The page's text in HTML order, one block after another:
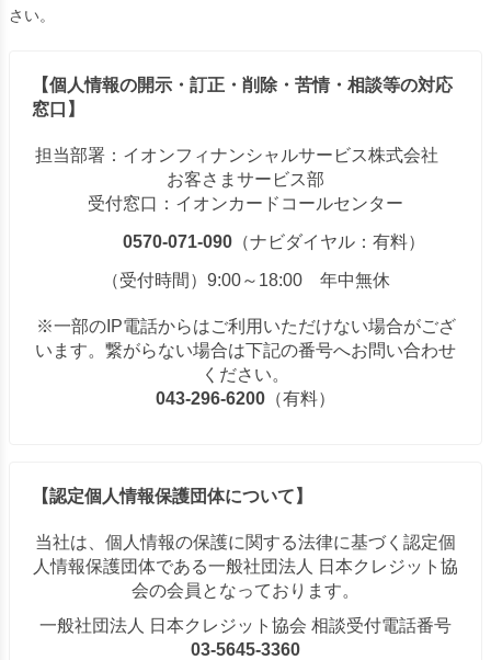
さい。
【個人情報の開示・訂正・削除・苦情・相談等の対応
窓口】
担当部署：イオンフィナンシャルサービス株式会社
お客さまサービス部
受付窓口：イオンカードコールセンター
0570-071-090 （ナビダイヤル：有料）
（受付時間）9:00～18:00 年中無休
※一部のIP電話からはご利用いただけない場合がござ
います。繋がらない場合は下記の番号へお問い合わせ
ください。
043-296-6200 （有料）
【認定個人情報保護団体について】
当社は、個人情報の保護に関する法律に基づく認定個
人情報保護団体である一般社団法人 日本クレジット協
会の会員となっております。
一般社団法人 日本クレジット協会 相談受付電話番号
03-5645-3360